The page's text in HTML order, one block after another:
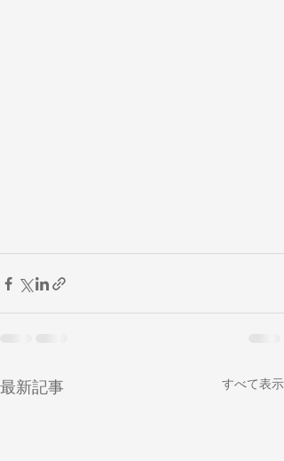
最新記事 すべて表示